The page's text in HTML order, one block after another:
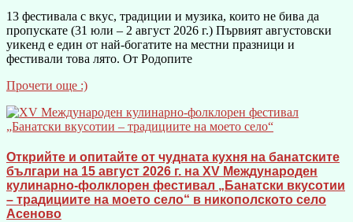
13 фестивала с вкус, традиции и музика, които не бива да
пропускате (31 юли – 2 август 2026 г.) Първият августовски
уикенд е един от най-богатите на местни празници и
фестивали това лято. От Родопите
Прочети още :)
Открийте и опитайте от чудната кухня на банатските
българи на 15 август 2026 г. на XV Международен
кулинарно-фолклорен фестивал „Банатски вкусотии
– традициите на моето село“ в никополското село
Асеново